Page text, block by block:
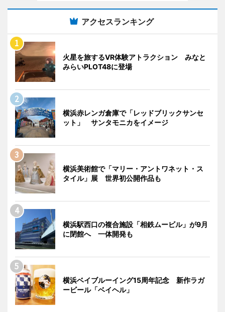
アクセスランキング
火星を旅するVR体験アトラクション みなと
みらいPLOT48に登場
横浜赤レンガ倉庫で「レッドブリックサンセ
ット」 サンタモニカをイメージ
横浜美術館で「マリー・アントワネット・ス
タイル」展 世界初公開作品も
横浜駅西口の複合施設「相鉄ムービル」が9月
に閉館へ 一体開発も
横浜ベイブルーイング15周年記念 新作ラガ
ービール「ベイヘル」